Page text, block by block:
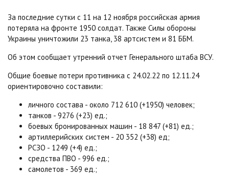
За последние сутки с 11 на 12 ноября российская армия
потеряла на фронте 1950 солдат. Также Силы обороны
Украины уничтожили 23 танка, 38 артсистем и 81 ББМ.
Об этом сообщает утренний отчет Генерального штаба ВСУ.
Общие боевые потери противника с 24.02.22 по 12.11.24
ориентировочно составили:
личного состава - около 712 610 (+1950) человек;
танков - 9276 (+23) ед.;
боевых бронированных машин - 18 847 (+81) ед.;
артиллерийских систем - 20 352 (+38) ед;
РСЗО - 1249 (+4) ед.;
средства ПВО - 996 ед.;
самолетов - 369 ед.;